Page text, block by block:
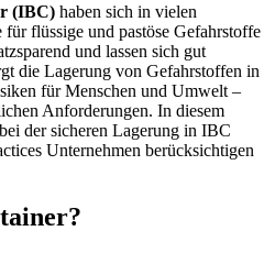
(IBC) haben sich in vielen
flüssige und pastöse Gefahrstoffe
und lassen sich gut
die Lagerung von Gefahrstoffen in
für Menschen und Umwelt –
Anforderungen. In diesem
der sicheren Lagerung in IBC
Unternehmen berücksichtigen